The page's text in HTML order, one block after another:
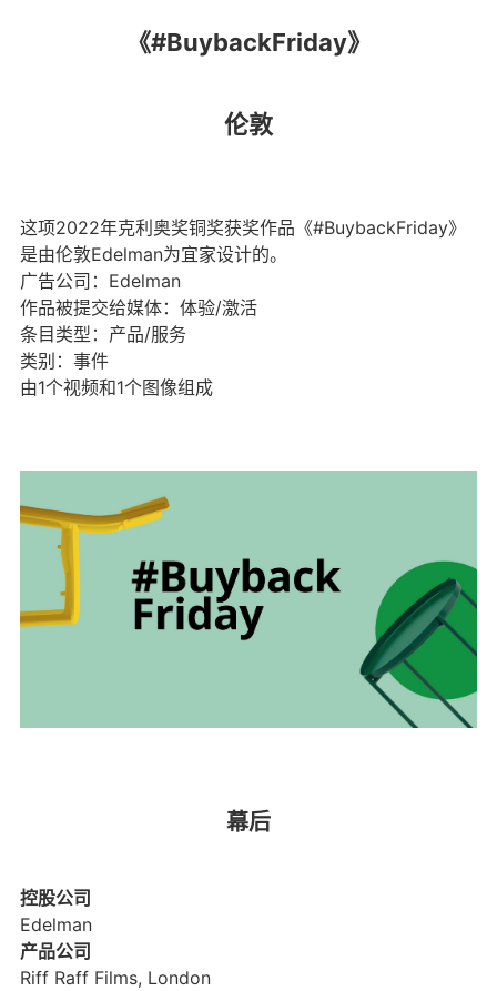
《#BuybackFriday》
伦敦
这项2022年克利奥奖铜奖获奖作品《#BuybackFriday》
是由伦敦Edelman为宜家设计的。
广告公司：Edelman
作品被提交给媒体：体验/激活
条目类型：产品/服务
类别：事件
由1个视频和1个图像组成
幕后
控股公司
Edelman
产品公司
Riff Raff Films, London